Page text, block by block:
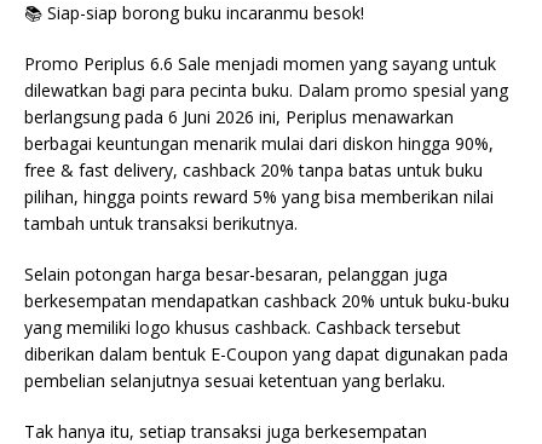
📚 Siap-siap borong buku incaranmu besok!
Promo Periplus 6.6 Sale menjadi momen yang sayang untuk
dilewatkan bagi para pecinta buku. Dalam promo spesial yang
berlangsung pada 6 Juni 2026 ini, Periplus menawarkan
berbagai keuntungan menarik mulai dari diskon hingga 90%,
free & fast delivery, cashback 20% tanpa batas untuk buku
pilihan, hingga points reward 5% yang bisa memberikan nilai
tambah untuk transaksi berikutnya.
Selain potongan harga besar-besaran, pelanggan juga
berkesempatan mendapatkan cashback 20% untuk buku-buku
yang memiliki logo khusus cashback. Cashback tersebut
diberikan dalam bentuk E-Coupon yang dapat digunakan pada
pembelian selanjutnya sesuai ketentuan yang berlaku.
Tak hanya itu, setiap transaksi juga berkesempatan